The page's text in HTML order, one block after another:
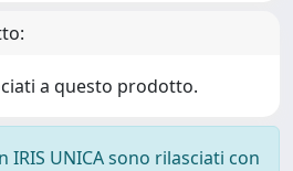
a questo prodotto.
UNICA sono rilasciati con